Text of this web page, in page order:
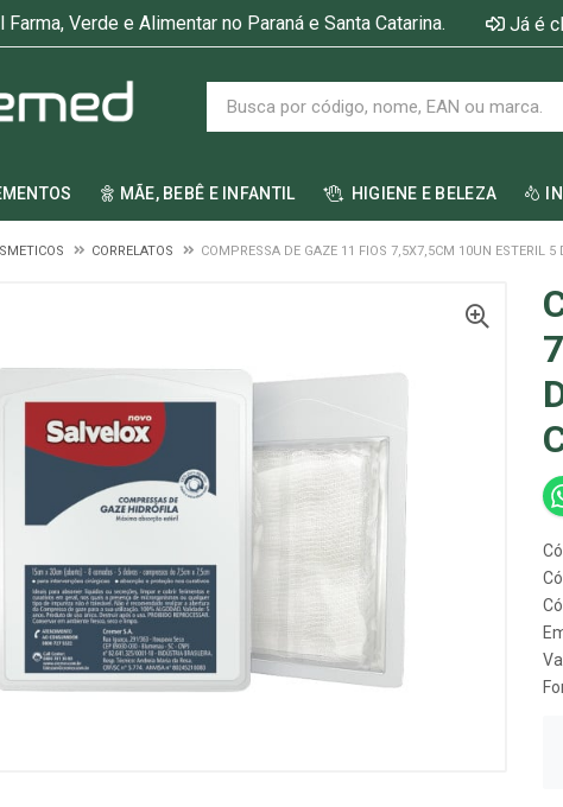
Verde e Alimentar no Paraná e Santa Catarina. Já é
MÃE, BEBÊ E INFANTIL HIGIENE E BELEZA
CORRELATOS COMPRESSA DE GAZE 11 FIOS 7,5X7,5CM 10UN ESTERIL 5